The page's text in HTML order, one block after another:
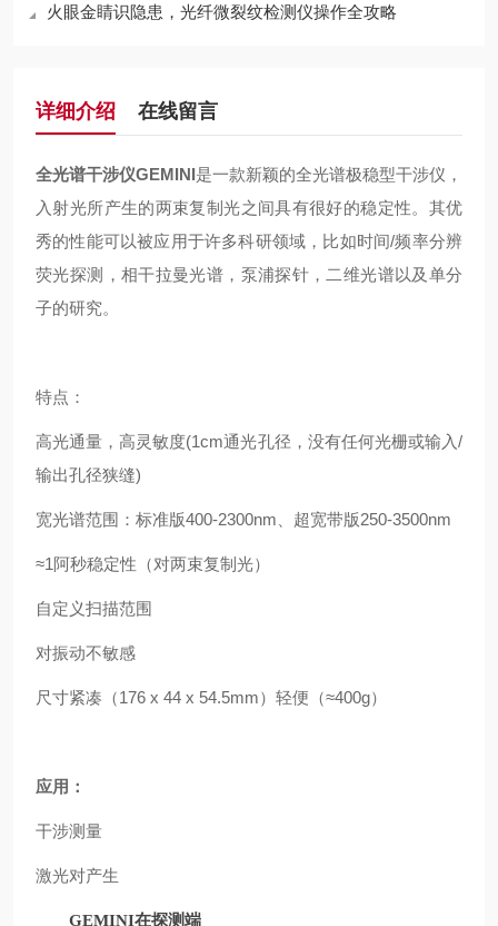
火眼金睛识隐患，光纤微裂纹检测仪操作全攻略
详细介绍 在线留言
全光谱干涉仪GEMINI是一款新颖的全光谱极稳型干涉仪，
入射光所产生的两束复制光之间具有很好的稳定性。其优
秀的性能可以被应用于许多科研领域，比如时间/频率分辨
荧光探测，相干拉曼光谱，泵浦探针，二维光谱以及单分
子的研究。
特点：
高光通量，高灵敏度(1cm通光孔径，没有任何光栅或输入/
输出孔径狭缝)
宽光谱范围：标准版400-2300nm、超宽带版250-3500nm
≈1阿秒稳定性（对两束复制光）
自定义扫描范围
对振动不敏感
尺寸紧凑（176 x 44 x 54.5mm）轻便（≈400g）
应用：
干涉测量
激光对产生
GEMINI在探测端